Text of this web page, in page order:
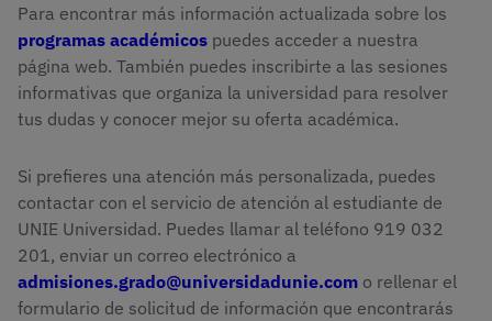
Para encontrar más información actualizada sobre los
programas académicos puedes acceder a nuestra
página web. También puedes inscribirte a las sesiones
informativas que organiza la universidad para resolver
tus dudas y conocer mejor su oferta académica.
Si prefieres una atención más personalizada, puedes
contactar con el servicio de atención al estudiante de
UNIE Universidad. Puedes llamar al teléfono 919 032
201, enviar un correo electrónico a
admisiones.grado@universidadunie.com o rellenar el
formulario de solicitud de información que encontrarás